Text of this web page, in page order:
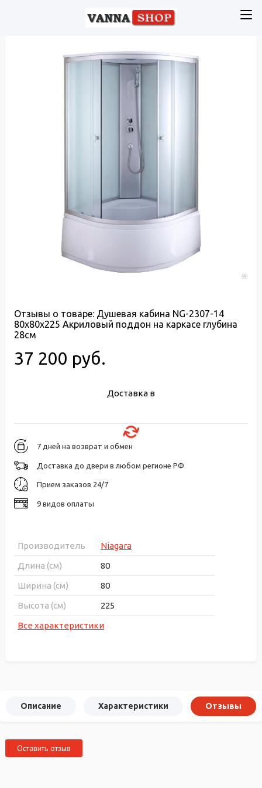
Отзывы о товаре: Душевая кабина NG-2307-14
80х80х225 Акриловый поддон на каркасе глубина
28см
37 200 руб.
Доставка в
7 дней на возврат и обмен
Доставка до двери в любом регионе РФ
Прием заказов 24/7
9 видов оплаты
Производитель
Niagara
Длина (см)
80
Ширина (см)
80
Высота (см)
225
Все характеристики
Описание Характеристики Отзывы
Оставить отзыв